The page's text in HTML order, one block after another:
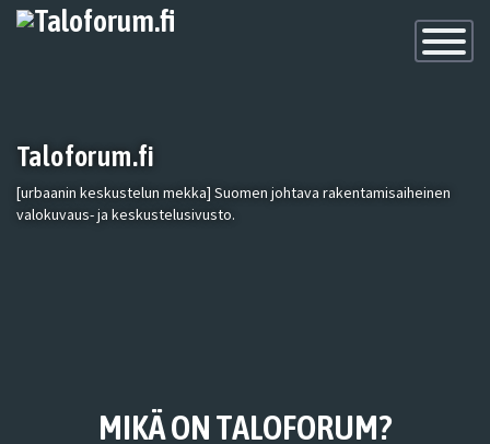
Toggle
Taloforum.fi
[urbaanin keskustelun mekka] Suomen johtava rakentamisaiheinen
valokuvaus- ja keskustelusivusto.
MIKÄ ON TALOFORUM?